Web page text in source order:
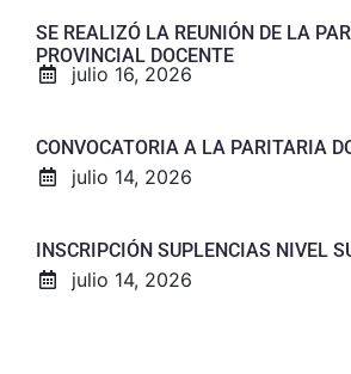
SE REALIZÓ LA REUNIÓN DE LA
PROVINCIAL DOCENTE
julio 16, 2026
CONVOCATORIA A LA PARITARIA
julio 14, 2026
INSCRIPCIÓN SUPLENCIAS NIVEL
julio 14, 2026